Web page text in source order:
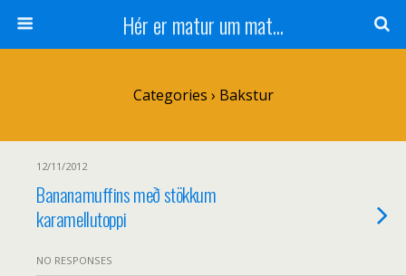
Hér er matur um mat...
Categories › Bakstur
12/11/2012
Bananamuffins með stökkum
karamellutoppi
NO RESPONSES